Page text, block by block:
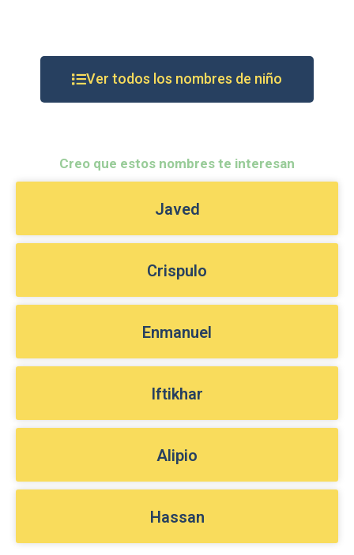
Ver todos los nombres de niño
Creo que estos nombres te interesan
Javed
Crispulo
Enmanuel
Iftikhar
Alipio
Hassan